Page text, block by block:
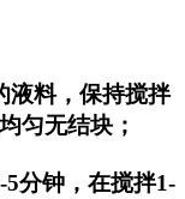
液料，保持搅拌
匀无结块；
分钟，在搅拌1-